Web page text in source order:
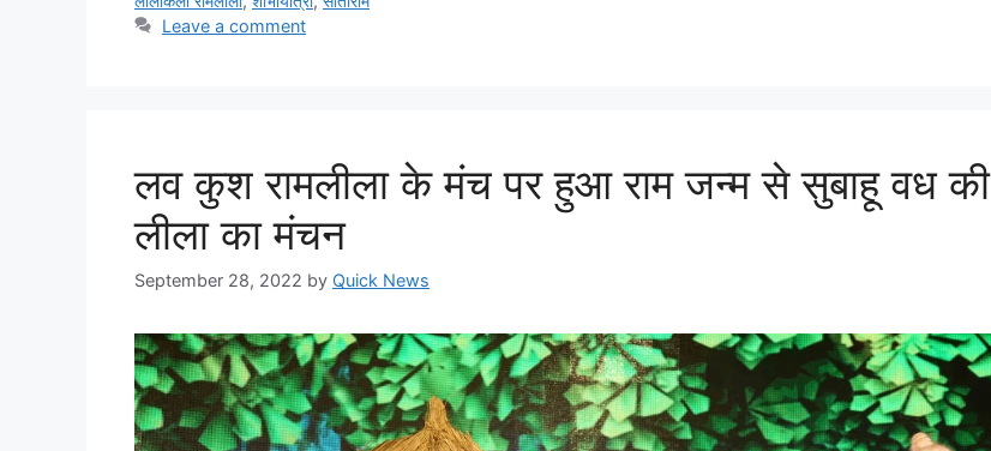
Leave a comment
लव कुश रामलीला के मंच पर हुआ राम जन्म से सुबाहू वध की
लीला का मंचन
September 28, 2022 by Quick News